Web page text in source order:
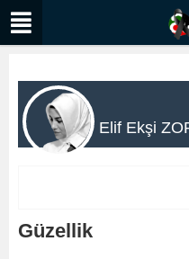
Elif Ekşi
Güzellik